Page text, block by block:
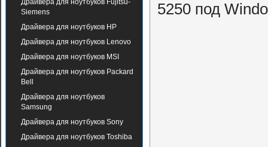
Драйвера для ноутбуков Fujitsu-
Siemens
Драйвера для ноутбуков HP
Драйвера для ноутбуков Lenovo
Драйвера для ноутбуков MSI
Драйвера для ноутбуков Packard
Bell
Драйвера для ноутбуков
Samsung
Драйвера для ноутбуков Sony
Драйвера для ноутбуков Toshiba
5250 под